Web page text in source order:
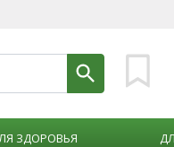
ЗДОРОВЬЯ